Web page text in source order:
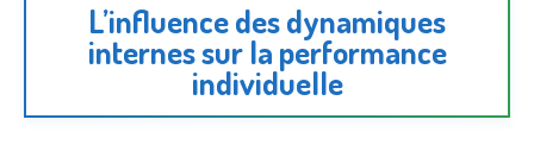
L’influence des dynamiques
internes sur la performance
individuelle